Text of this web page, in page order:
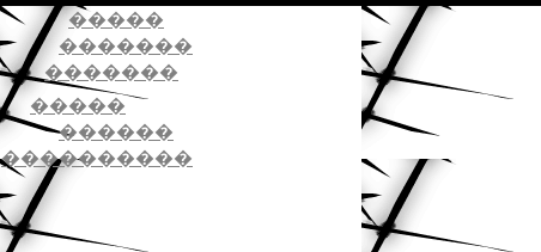
�����
�������
�������
�����
������
����������